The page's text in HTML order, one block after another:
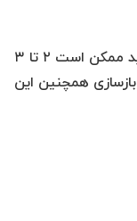
بسته به شرایط بازار، هزینه خرید خانه جدید ممکن است ۲ تا ۳
همچنین این